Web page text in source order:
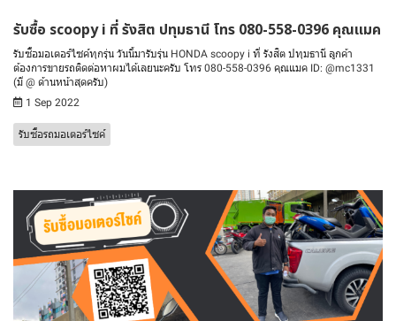
รับซื้อ scoopy i ที่ รังสิต ปทุมธานี โทร 080-558-0396 คุณแมค
รับซื้อมอเตอร์ไซค์ทุกรุ่น วันนี้มารับรุ่น HONDA scoopy i ที่ รังสิต ปทุมธานี ลูกค้า
ต้องการขายรถติดต่อหาผมได้เลยนะครับ โทร 080-558-0396 คุณแมค ID: @mc1331
(มี @ ด้านหน้าสุดครับ)
1 Sep 2022
รับซื้อรถมอเตอร์ไซค์